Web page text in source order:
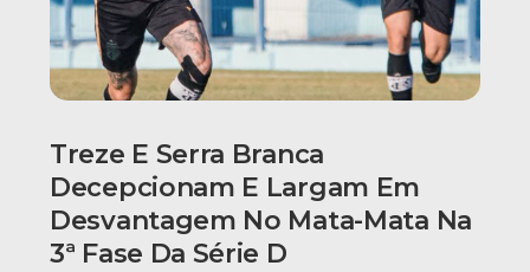
Treze E Serra Branca
Decepcionam E Largam Em
Desvantagem No Mata-Mata Na
3ª Fase Da Série D